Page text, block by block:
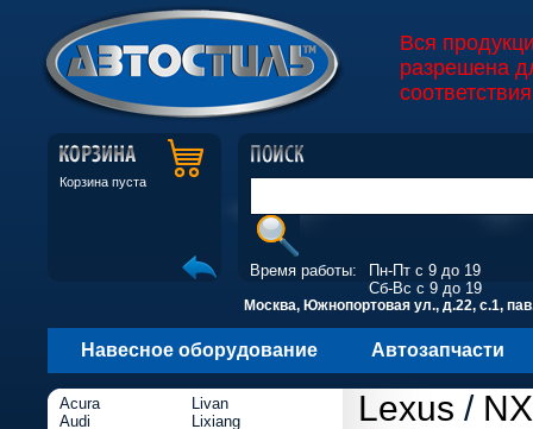
Вся
разрешена
Корзина пуста
Время работы:
Пн-Пт с 9 до 19
Сб-Вс с 9 до 19
Москва, Южнопортовая ул., д.22, с.1,
Навесное оборудование Автозапчасти
Lexus /
Acura
Audi
Livan
Lixiang